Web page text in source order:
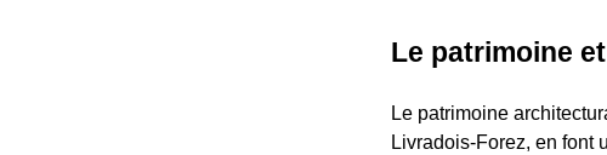
Le patrimoine
Le patrimoine
Livradois-Forez, en font